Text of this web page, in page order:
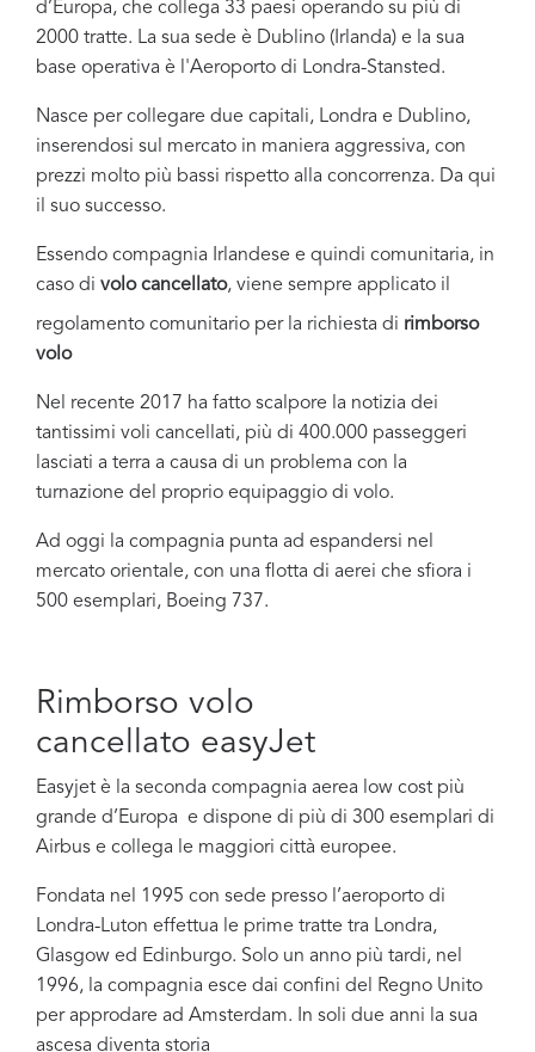
d’Europa, che collega 33 paesi operando su più di
2000 tratte. La sua sede è Dublino (Irlanda) e la sua
base operativa è l'Aeroporto di Londra-Stansted.
Nasce per collegare due capitali, Londra e Dublino,
inserendosi sul mercato in maniera aggressiva, con
prezzi molto più bassi rispetto alla concorrenza. Da qui
il suo successo.
Essendo compagnia Irlandese e quindi comunitaria, in
caso di volocancellato, viene sempre applicato il
regolamento comunitario per la richiesta di rimborso
volo
Nel recente 2017 ha fatto scalpore la notizia dei
tantissimi voli cancellati, più di 400.000 passeggeri
lasciati a terra a causa di un problema con la
turnazione del proprio equipaggio di volo.
Ad oggi la compagnia punta ad espandersi nel
mercato orientale, con una flotta di aerei che sfiora i
500 esemplari, Boeing 737.
Rimborso volo
cancellato easyJet
Easyjet è la seconda compagnia aerea low cost più
grande d’Europa e dispone di più di 300 esemplari di
Airbus e collega le maggiori città europee.
Fondata nel 1995 con sede presso l’aeroporto di
Londra-Luton effettua le prime tratte tra Londra,
Glasgow ed Edinburgo. Solo un anno più tardi, nel
1996, la compagnia esce dai confini del Regno Unito
per approdare ad Amsterdam. In soli due anni la sua
ascesa diventa storia